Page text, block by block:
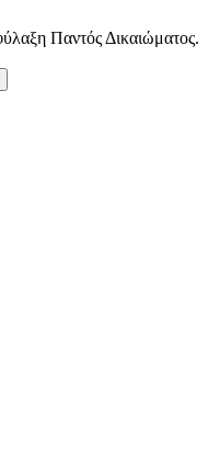
Παντός Δικαιώματος.